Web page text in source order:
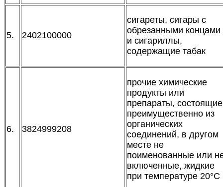
5. 2402100000
сигареты, сигары с
обрезанными концами
и сигариллы,
содержащие табак
6. 3824999208
прочие химические
продукты или
препараты, состоящие
преимущественно из
органических
соединений, в другом
месте не
поименованные или
включенные, жидкие
при температуре 20°С